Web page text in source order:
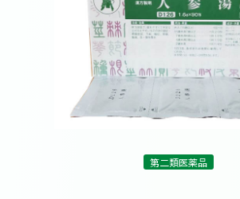
第二類医薬品